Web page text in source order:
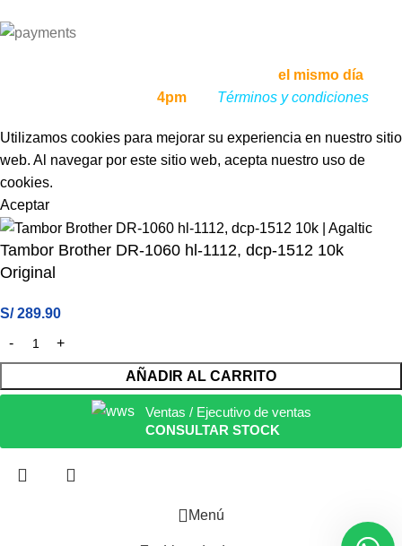
el mismo día, si lo
4pm, Términos y condiciones
Utilizamos cookies para mejorar su experiencia en nuestro sitio
web. Al navegar por este sitio web, acepta nuestro uso de
cookies.
Aceptar
Tambor Brother DR-1060 hl-1112, dcp-1512 10k
Original
S/289.90
AÑADIR AL CARRITO
Ventas / Ejecutivo de ventas
CONSULTAR STOCK
Menú